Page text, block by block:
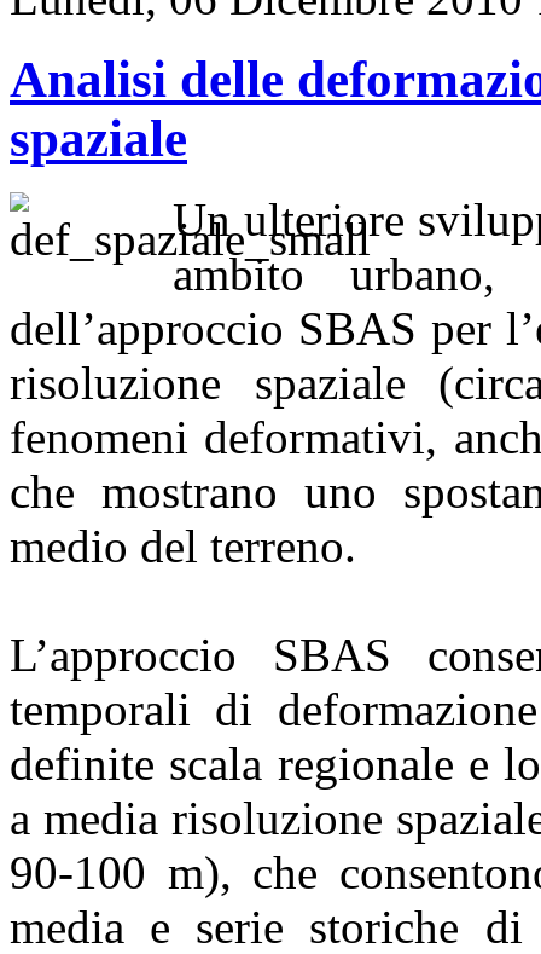
Analisi delle
spaziale
Un ulteriore
ambito
dell’approccio SBAS per
risoluzione spaziale
fenomeni deformativi,
che mostrano uno
medio del terreno.
L’approccio SBAS
temporali di
definite scala regionale e
a media risoluzione
90-100 m), che
media e serie storiche di